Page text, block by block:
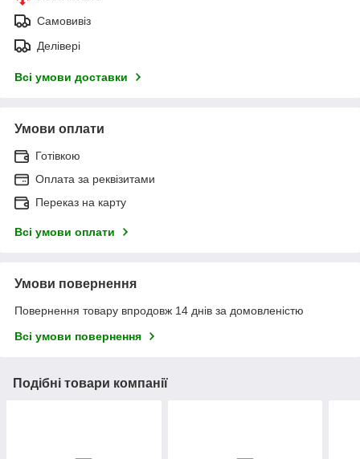
Самовивіз
Делівері
Всі умови доставки
Умови оплати
Готівкою
Оплата за реквізитами
Переказ на карту
Всі умови оплати
Умови повернення
Повернення товару впродовж 14 днів за домовленістю
Всі умови повернення
Подібні товари компанії